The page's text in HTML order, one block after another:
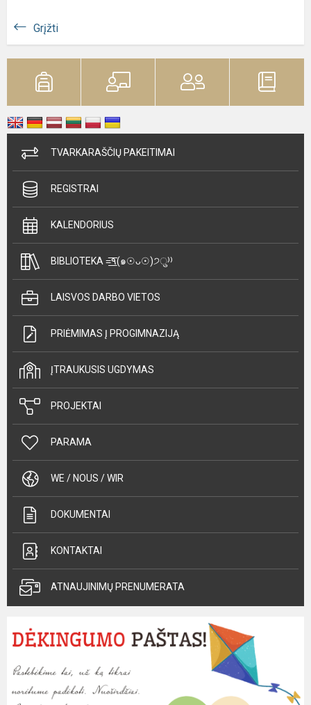
Grįžti
TVARKARAŠČIŲ PAKEITIMAI
REGISTRAI
KALENDORIUS
BIBLIOTEKA =͟͟͞͞٩(๑☉ᴗ☉)੭ु⁾⁾
LAISVOS DARBO VIETOS
PRIĖMIMAS Į PROGIMNAZIJĄ
ĮTRAUKUSIS UGDYMAS
PROJEKTAI
PARAMA
WE / NOUS / WIR
DOKUMENTAI
KONTAKTAI
ATNAUJINIMŲ PRENUMERATA